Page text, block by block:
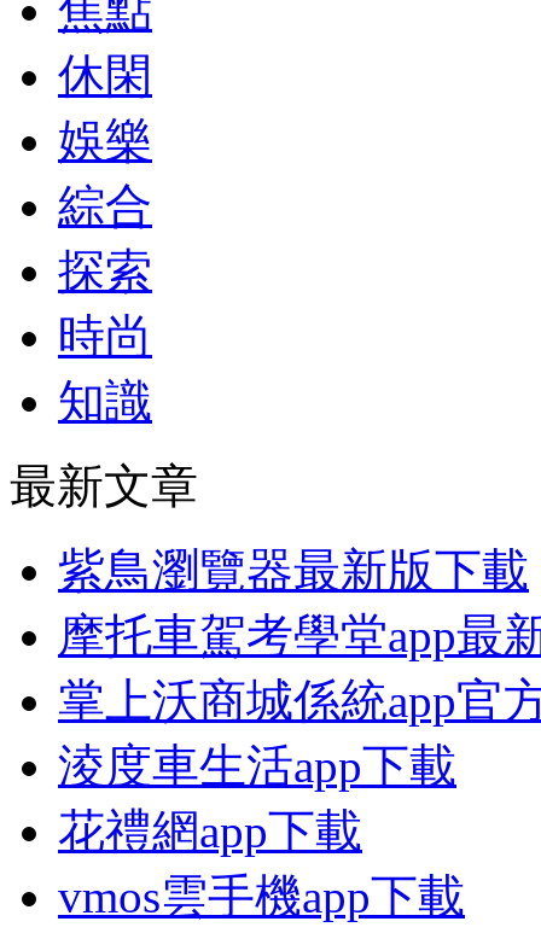
休閑
娛樂
綜合
探索
時尚
知識
最新文章
紫鳥瀏覽器最新版下載
摩托車駕考學堂app最
掌上沃商城係統app官
淩度車生活app下載
花禮網app下載
vmos雲手機app下載